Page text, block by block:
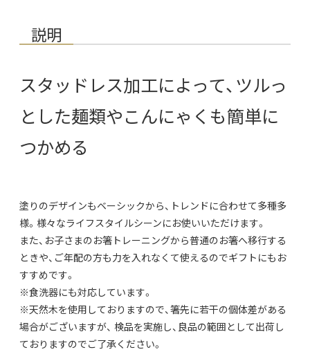
説明
スタッドレス加工によって、ツルっ
とした麺類やこんにゃくも簡単に
つかめる
塗りのデザインもベーシックから、トレンドに合わせて多種多
様。様々なライフスタイルシーンにお使いいただけます。
また、お子さまのお箸トレーニングから普通のお箸へ移行する
ときや、ご年配の方も力を入れなくて使えるのでギフトにもお
すすめです。
※食洗器にも対応しています。
※天然木を使用しておりますので、箸先に若干の個体差がある
場合がございますが、 検品を実施し、良品の範囲として出荷し
ておりますのでご了承ください。